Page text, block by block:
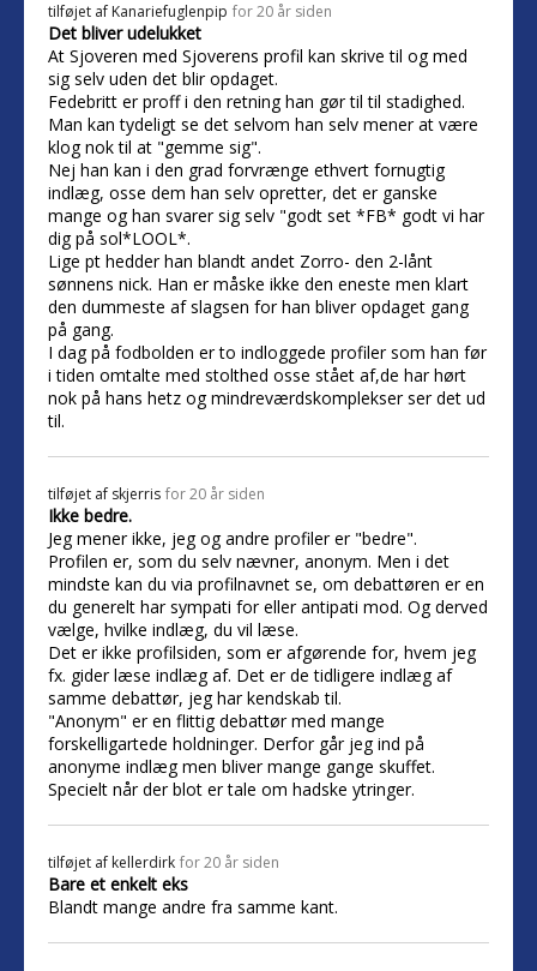
tilføjet af Kanariefuglenpip for 20 år siden
Det bliver udelukket
At Sjoveren med Sjoverens profil kan skrive til og med
sig selv uden det blir opdaget.
Fedebritt er proff i den retning han gør til til stadighed.
Man kan tydeligt se det selvom han selv mener at være
klog nok til at "gemme sig".
Nej han kan i den grad forvrænge ethvert fornugtig
indlæg, osse dem han selv opretter, det er ganske
mange og han svarer sig selv "godt set *FB* godt vi har
dig på sol*LOOL*.
Lige pt hedder han blandt andet Zorro- den 2-lånt
sønnens nick. Han er måske ikke den eneste men klart
den dummeste af slagsen for han bliver opdaget gang
på gang.
I dag på fodbolden er to indloggede profiler som han før
i tiden omtalte med stolthed osse stået af,de har hørt
nok på hans hetz og mindreværdskomplekser ser det ud
til.
tilføjet af skjerris for 20 år siden
Ikke bedre.
Jeg mener ikke, jeg og andre profiler er "bedre".
Profilen er, som du selv nævner, anonym. Men i det
mindste kan du via profilnavnet se, om debattøren er en
du generelt har sympati for eller antipati mod. Og derved
vælge, hvilke indlæg, du vil læse.
Det er ikke profilsiden, som er afgørende for, hvem jeg
fx. gider læse indlæg af. Det er de tidligere indlæg af
samme debattør, jeg har kendskab til.
"Anonym" er en flittig debattør med mange
forskelligartede holdninger. Derfor går jeg ind på
anonyme indlæg men bliver mange gange skuffet.
Specielt når der blot er tale om hadske ytringer.
tilføjet af kellerdirk for 20 år siden
Bare et enkelt eks
Blandt mange andre fra samme kant.